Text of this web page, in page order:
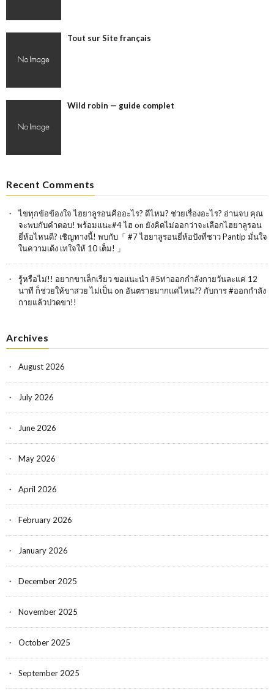
Tout sur Site français
Wild robin — guide complet
Recent Comments
ไขทุกข้อข้องใจ ไฮยาลูรอนคืออะไร? ดีไหม? ช่วยเรื่องอะไร? อ่านจบ คุณ
จะพบกับคำตอบ! พร้อมแนะ#4 ไฮ on ยังคิดไม่ออกว่าจะเลือกไฮยาลูรอน
ยี่ห้อไหนดี? เชิญทางนี้! พบกับ「 #7 ไฮยาลูรอนยี่ห้อปังที่ชาว Pantip มั่นใจ
ในความเด้ง เทใจให้ 10 เต็ม! 」
รู้หรือไม่!! อยากขาเล็กเรียว ขอแนะนำ #5ท่าออกกำลังกายวันละเเค่ 12
นาที ก็ช่วยให้ขาสวย ไม่เป็นon อันตรายมากแค่ไหน?? กับการ #ออกกำลัง
กายแล้วปวดขา!!
Archives
August 2026
July 2026
June 2026
May 2026
April 2026
February 2026
January 2026
December 2025
November 2025
October 2025
September 2025